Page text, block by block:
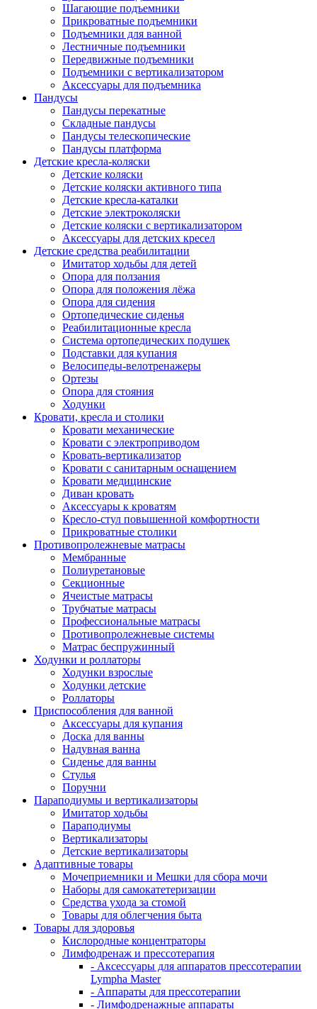
Шагающие подъемники
Прикроватные подъемники
Подъемники для ванной
Лестничные подъемники
Передвижные подъемники
Подъемники с вертикализатором
Аксессуары для подъемника
Пандусы
Пандусы перекатные
Складные пандусы
Пандусы телескопические
Пандусы платформа
Детские кресла-коляски
Детские коляски
Детские коляски активного типа
Детские кресла-каталки
Детские электроколяски
Детские коляски с вертикализатором
Аксессуары для детских кресел
Детские средства реабилитации
Имитатор ходьбы для детей
Опора для ползания
Опора для положения лёжа
Опора для сидения
Ортопедические сиденья
Реабилитационные кресла
Система ортопедических подушек
Подставки для купания
Велосипеды-велотренажеры
Ортезы
Опора для стояния
Ходунки
Кровати, кресла и столики
Кровати механические
Кровати с электроприводом
Кровать-вертикализатор
Кровати с санитарным оснащением
Кровати медицинские
Диван кровать
Аксессуары к кроватям
Кресло-стул повышенной комфортности
Прикроватные столики
Противопролежневые матрасы
Мембранные
Полиуретановые
Секционные
Ячеистые матрасы
Трубчатые матрасы
Профессиональные матрасы
Противопролежневые системы
Матрас беспружинный
Ходунки и роллаторы
Ходунки взрослые
Ходунки детские
Роллаторы
Приспособления для ванной
Аксессуары для купания
Доска для ванны
Надувная ванна
Сиденье для ванны
Стулья
Поручни
Параподиумы и вертикализаторы
Имитатор ходьбы
Параподиумы
Вертикализаторы
Детские вертикализаторы
Адаптивные товары
Мочеприемники и Мешки для сбора мочи
Наборы для самокатетеризации
Средства ухода за стомой
Товары для облегчения быта
Товары для здоровья
Кислородные концентраторы
Лимфодренаж и прессотерапия
- Аксессуары для аппаратов прессотерапии
Lympha Master
- Аппараты для прессотерапии
- Лимфодренажные аппараты